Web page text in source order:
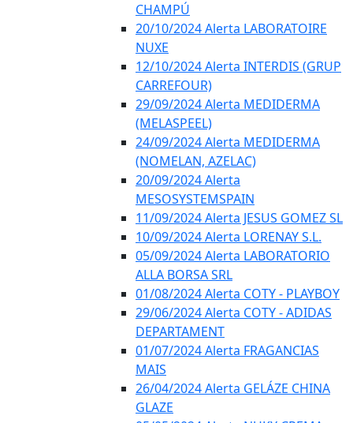
CHAMPÚ
20/10/2024 Alerta LABORATOIRE
NUXE
12/10/2024 Alerta INTERDIS (GRUP
CARREFOUR)
29/09/2024 Alerta MEDIDERMA
(MELASPEEL)
24/09/2024 Alerta MEDIDERMA
(NOMELAN, AZELAC)
20/09/2024 Alerta
MESOSYSTEMSPAIN
11/09/2024 Alerta JESUS GOMEZ SL
10/09/2024 Alerta LORENAY S.L.
05/09/2024 Alerta LABORATORIO
ALLA BORSA SRL
01/08/2024 Alerta COTY - PLAYBOY
29/06/2024 Alerta COTY - ADIDAS
DEPARTAMENT
01/07/2024 Alerta FRAGANCIAS
MAIS
26/04/2024 Alerta GELÁZE CHINA
GLAZE